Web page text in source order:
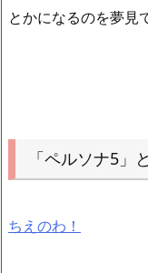
とかになるのを夢見
「ペルソナ5」
ちえのわ！